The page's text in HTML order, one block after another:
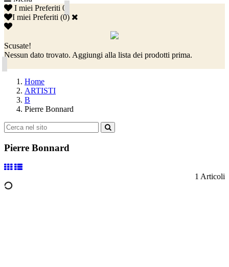
I miei Preferiti 0
I miei Preferiti (0)
Scusate!
Nessun dato trovato. Aggiungi alla lista dei prodotti prima.
Home
ARTISTI
B
Pierre Bonnard
Pierre Bonnard
1 Articoli